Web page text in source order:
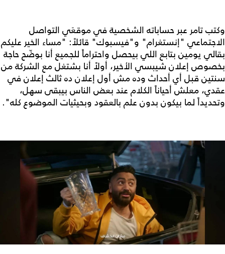
وكتب تامر عبر حساباته الشخصية في موقعَي التواصل
الاجتماعي "إنستغرام" و"فيسبوك" قائلاً: "مساء الخير عليكم
بقالي يومين بتابع اللي بيحصل واحتراماً للجميع أنا بوضّح حاجة
بخصوص إعلان شيبسي الأخير، أولاً أنا بشتغل مع الشركة من
سنتين قبل أي أحداث وده مش أول إعلان ده ثالث إعلان في
عقدي، معلش أحياناً الكلام عند بعض الناس بيبقى سهل،
وتحديداً لما بيكون بدون علم بالعقود وبحيثيات الموضوع كله".